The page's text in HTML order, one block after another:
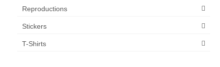
Reproductions
Stickers
T-Shirts